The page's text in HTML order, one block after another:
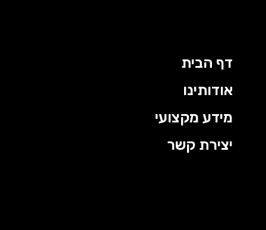
דף הבית
אודותינו
מידע מקצועי
יצירת קשר